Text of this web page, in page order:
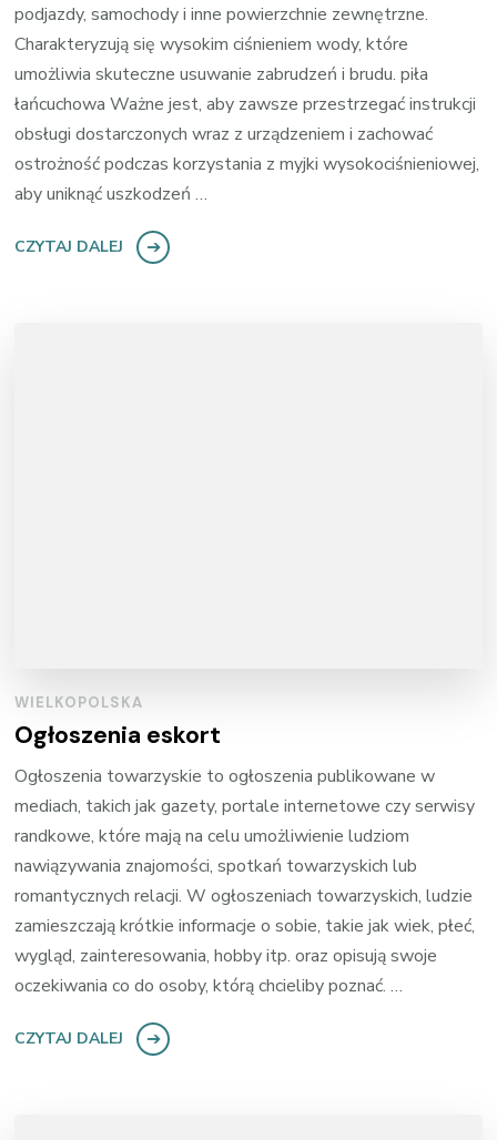
podjazdy, samochody i inne powierzchnie zewnętrzne.
Charakteryzują się wysokim ciśnieniem wody, które
umożliwia skuteczne usuwanie zabrudzeń i brudu. piła
łańcuchowa Ważne jest, aby zawsze przestrzegać instrukcji
obsługi dostarczonych wraz z urządzeniem i zachować
ostrożność podczas korzystania z myjki wysokociśnieniowej,
aby uniknąć uszkodzeń …
CZYTAJ DALEJ
WIELKOPOLSKA
Ogłoszenia eskort
Ogłoszenia towarzyskie to ogłoszenia publikowane w
mediach, takich jak gazety, portale internetowe czy serwisy
randkowe, które mają na celu umożliwienie ludziom
nawiązywania znajomości, spotkań towarzyskich lub
romantycznych relacji. W ogłoszeniach towarzyskich, ludzie
zamieszczają krótkie informacje o sobie, takie jak wiek, płeć,
wygląd, zainteresowania, hobby itp. oraz opisują swoje
oczekiwania co do osoby, którą chcieliby poznać. …
CZYTAJ DALEJ